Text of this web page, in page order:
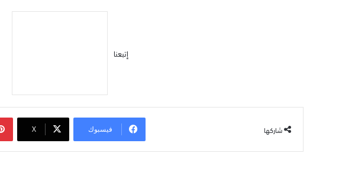
إتبعنا
شاركها فيسبوك ‫X